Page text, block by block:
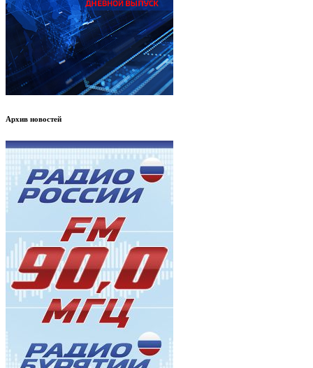
Архив новостей